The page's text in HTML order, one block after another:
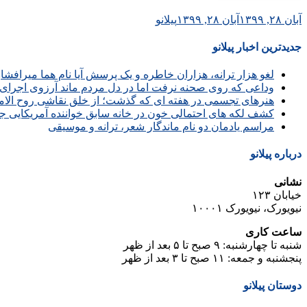
آبان ۲۸, ۱۳۹۹ آبان ۲۸, ۱۳۹۹ پیلانو
جدیدترین اخبار پیلانو
لغو هزار ترانه، هزاران خاطره و یک پرسش آیا نام هما
وداعی که روی صحنه نرفت اما در دل مردم ماند آرزوی
هنرهای تجسمی در هفته ای که گذشت؛ از خلق نقاشی روح
کشف لکه های احتمالی خون در خانه سابق خواننده آمریکایی
مراسم یادمان دو نام ماندگار شعر، ترانه و موسیقی
درباره پیلانو
نشانی
خیابان ۱۲۳
نیویورک، نیویورک ۱۰۰۰۱
ساعت کاری
شنبه تا چهارشنبه: ۹ صبح تا ۵ بعد از ظهر
پنجشنبه و جمعه: ۱۱ صبح تا ۳ بعد از ظهر
دوستان پیلانو